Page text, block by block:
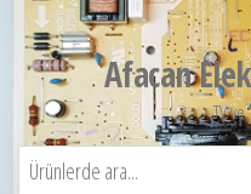
İçeriğe
Afacan
TV ve